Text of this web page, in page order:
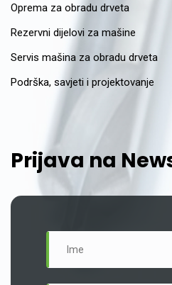
Oprema za obradu drveta
Rezervni dijelovi za mašine
Servis mašina za obradu drveta
Podrška, savjeti i projektovanje
Prijava na